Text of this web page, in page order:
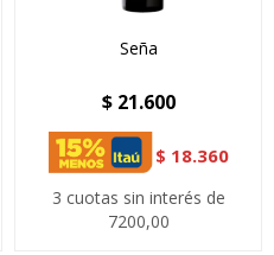
Seña
$ 21.600
$ 18.360
3 cuotas sin interés de
7200,00